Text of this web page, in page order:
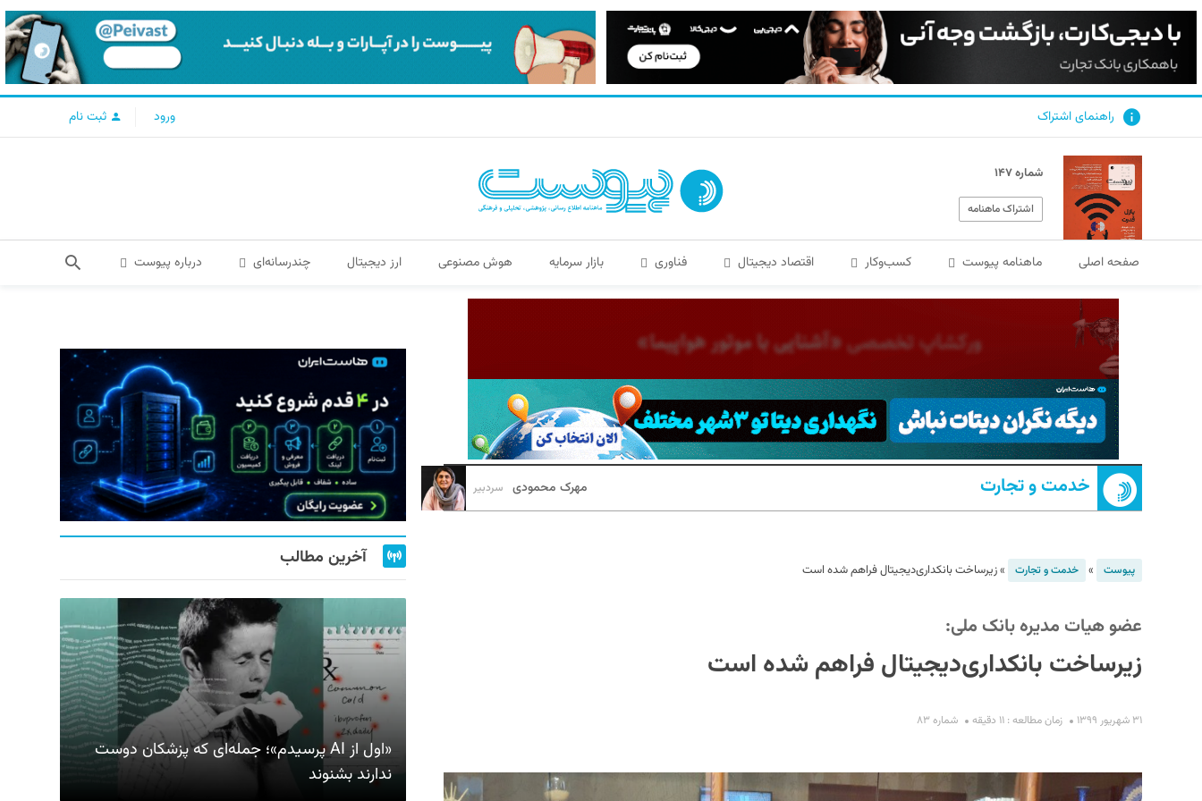
راهنمای اشتراک ورود ثبت نام
شماره ۱۴۷
اشتراک ماهنامه
صفحه اصلی ماهنامه پیوست کسب‌و‌کار اقتصاد دیجیتال فناوری بازار سرمایه هوش مصنوعی ارز دیجیتال چندرسانه‌ای درباره پیوست
خدمت و تجارت مهرک محمودی سردبیر
پیوست » خدمت و تجارت »زیرساخت بانکداری‌دیجیتال فراهم شده است
عضو هیات مدیره بانک ملی:
زیرساخت بانکداری‌دیجیتال فراهم شده است
۳۱ شهریور ۱۳۹۹ زمان مطالعه : ۱۱ دقیقه شماره ۸۳
آخرین مطالب
«اول از AI پرسیدم»؛ جمله‌ای که پزشکان دوست
ندارند بشنوند